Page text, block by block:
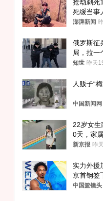
抢劫刺死
死缓当事
间始终刻
澎湃新闻
俄罗斯征
局，拉一
知世 昨天
人贩子“
中国新闻网
22岁女生
0天，家
想到山里
新京报 昨
实力外援
京首钢签
普森
中国篮镜头